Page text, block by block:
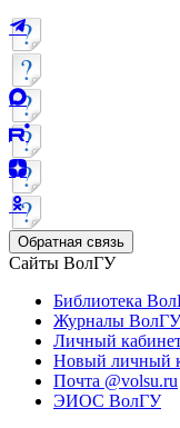
Обратная связь
Сайты ВолГУ
Библиотека
Журналы ВолГУ
Личный
Новый личный
Почта @volsu.ru
ЭИОС ВолГУ